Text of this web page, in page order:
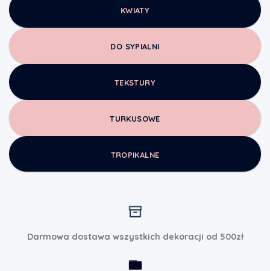
KWIATY
DO SYPIALNI
TEKSTURY
TURKUSOWE
TROPIKALNE
Darmowa dostawa wszystkich dekoracji od 500zł